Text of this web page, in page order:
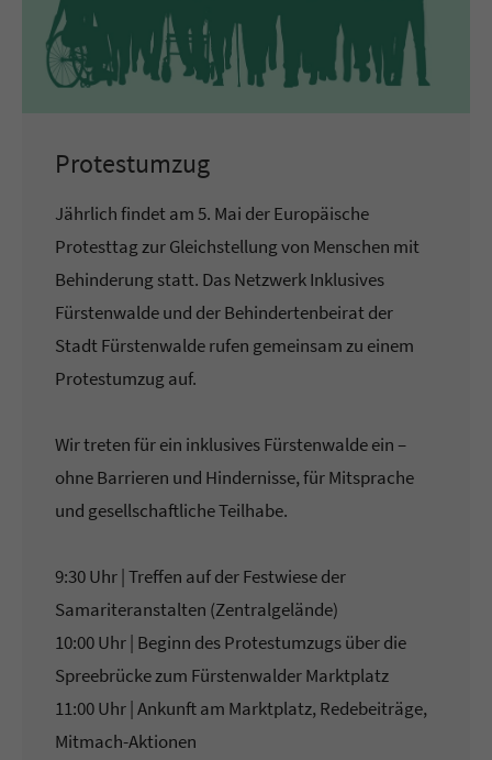
Protestumzug
Jährlich findet am 5. Mai der Europäische
Protesttag zur Gleichstellung von Menschen mit
Behinderung statt. Das Netzwerk Inklusives
Fürstenwalde und der Behindertenbeirat der
Stadt Fürstenwalde rufen gemeinsam zu einem
Protestumzug auf.
Wir treten für ein inklusives Fürstenwalde ein –
ohne Barrieren und Hindernisse, für Mitsprache
und gesellschaftliche Teilhabe.
9:30 Uhr | Treffen auf der Festwiese der
Samariteranstalten (Zentralgelände)
10:00 Uhr | Beginn des Protestumzugs über die
Spreebrücke zum Fürstenwalder Marktplatz
11:00 Uhr | Ankunft am Marktplatz, Redebeiträge,
Mitmach-Aktionen